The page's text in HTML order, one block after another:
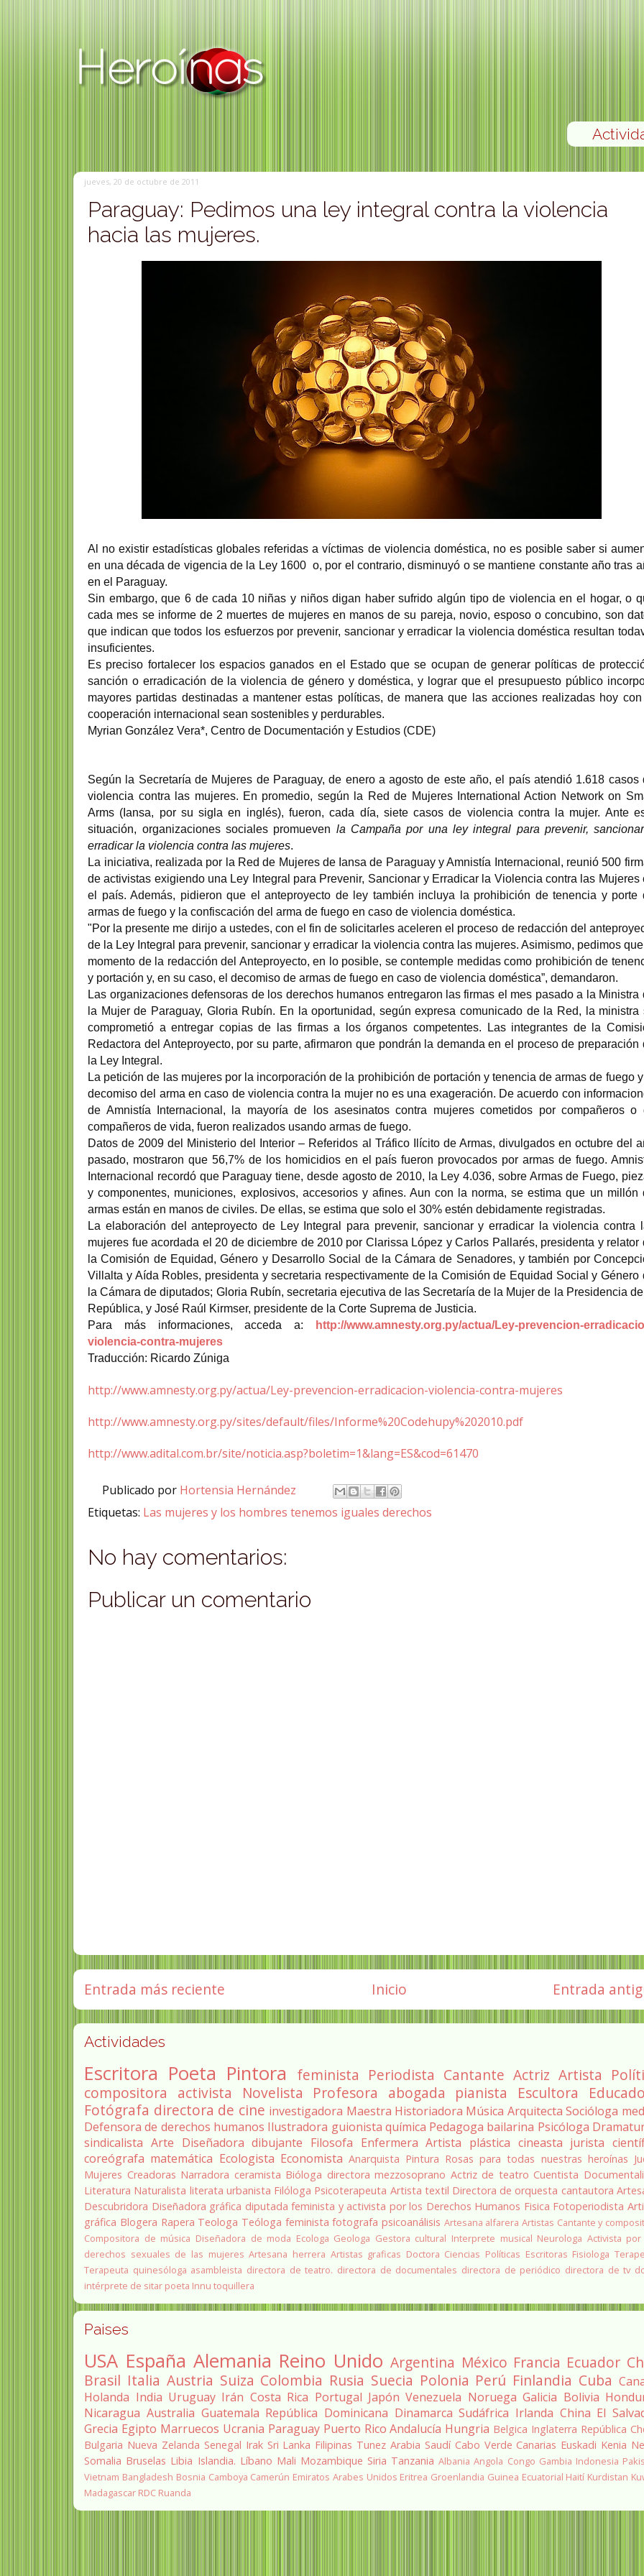
jueves, 20 de octubre de 2011
Paraguay: Pedimos una ley integral contra la violencia
hacia las mujeres.
Al no existir estadísticas globales referidas a víctimas de violencia doméstica, no es posible saber si
en una década de vigencia de la Ley 1600 o, por el contrario, disminuyó o se mantiene constante año tras
en el Paraguay.
Sin embargo, que 6 de cada 10 niñas y niños digan haber sufrido algún tipo de violencia en el
hogar, o
cada mes se informe de 2 muertes de mujeres en manos de su pareja, novio, esposo oconcubino, son
que indican que todos los esfuerzos por prevenir, sancionar y erradicar la violencia doméstica resultan
insuficientes.
Es preciso fortalecer los espacios ganados en el Estado que se ocupan de generar políticas de
sanción o erradicación de la violencia de género y doméstica, y lograr que el presupuesto público
mayores partidas destinadas a mantener estas políticas, de manera que las acciones realizadas hoy
cooperación internacional sean sostenibles y perdurables.
Myrian González Vera*, Centro de Documentación y Estudios (CDE)
Según la Secretaría de Mujeres de Paraguay, de enero a agosto de este año, el país atendió 1.618 casos
violencia contra las mujeres. En promedio, según la Red de Mujeres International Action Network on
Arms (Iansa, por su sigla en inglés), fueron, cada día, siete casos de violencia contra la mujer. Ante
situación, organizaciones sociales promueven la Campaña por una ley integral para prevenir,
erradicar la violencia contra las mujeres.
La iniciativa, realizada por la Red de Mujeres de Iansa de Paraguay y Amnistía Internacional, reunió 500
de activistas exigiendo una Ley Integral para Prevenir, Sancionar y Erradicar la Violencia contra las Mujeres
el país. Además, pidieron que el anteproyecto de ley también incluya la prohibición de tenencia y porte
armas de fuego y la confiscación del arma de fuego en caso de violencia doméstica.
"Por la presente me dirijo a ustedes, con el fin de solicitarles aceleren el proceso de redacción del
de la Ley Integral para prevenir, sancionar y erradicar la violencia contra las mujeres. Asimismo, pedimos que
momento de la redacción del Anteproyecto, en lo posible, se contemple medidas como prohibición de
y portación y, en su caso, el decomiso de armas de fuego en caso de violencia doméstica”, demandaron.
Las organizaciones defensoras de los derechos humanos entregaron las firmas el mes pasado a la Ministra
la Mujer de Paraguay, Gloria Rubín. En la oportunidad, según expresa comunicado de la Red, la ministra
comprometió a entregar copias de las firmas a los órganos competentes. Las integrantes de la
Redactora del Anteproyecto, por su parte, afirmaron que pondrán la demanda en el proceso de preparación
la Ley Integral.
La petición de las mujeres por la incorporación de la prohibición de portación y tenencia de armas de fuego y
decomiso del arma en caso de violencia contra la mujer no es una exageración. De acuerdo con
de Amnistía Internacional, la mayoría de los asesinatos contra mujeres cometidos por compañeros o
compañeros de vida, fueron realizados usando armas de fuego.
Datos de 2009 del Ministerio del Interior – Referidos al Tráfico Ilícito de Armas, divulgados en octubre del
pasado, mostraron que 56,7% de los homicidios en el país fueron provocados por armas de fuego.
Internacional recordó que Paraguay tiene, desde agosto de 2010, la Ley 4.036, sobre Armas de Fuego,
y componentes, municiones, explosivos, accesorios y afines. Aun con la norma, se estima que un millón
armas están en manos de civiles. De ellas, se estima que solo el 30% estén debidamente registradas.
La elaboración del anteproyecto de Ley Integral para prevenir, sancionar y erradicar la violencia contra
mujeres fue acordada el 20 de diciembre de 2010 por Clarissa López y Carlos Pallarés, presidenta y relator
la Comisión de Equidad, Género y Desarrollo Social de la Cámara de Senadores, y también por
Villalta y Aída Robles, presidenta y secretaria respectivamente de la Comisión de Equidad Social y Género
la Cámara de diputados; Gloria Rubín, secretaria ejecutiva de las Secretaría de la Mujer de la Presidencia
República, y José Raúl Kirmser, presidente de la Corte Suprema de Justicia.
Para más informaciones, acceda a:
http://www.amnesty.org.py/actua/Ley-prevencion-
violencia-contra-mujeres
Traducción: Ricardo Zúniga
http://www.amnesty.org.py/actua/Ley-prevencion-erradicacion-violencia-contra-mujeres
http://www.amnesty.org.py/sites/default/files/Informe%20Codehupy%202010.pdf
http://www.adital.com.br/site/noticia.asp?boletim=1&lang=ES&cod=61470
Publicado por Hortensia Hernández
Etiquetas: Las mujeres y los hombres tenemos iguales derechos
No hay comentarios:
Publicar un comentario
Entrada más reciente Entrada
Inicio
Actividades
Escritora Poeta Pintora feminista Periodista Cantante Actriz Artista
compositora
activista Novelista Profesora abogada pianista Escultora
Fotógrafa directora de cine investigadora Maestra Historiadora Música Arquitecta Socióloga
Defensora de derechos humanos Ilustradora guionista química Pedagoga bailarina Psicóloga
sindicalista Arte Diseñadora dibujante Filosofa Enfermera Artista plástica cineasta jurista
coreógrafa matemática Ecologista Economista Anarquista Pintura Rosas para todas nuestras heroínas
Mujeres Creadoras Narradora ceramista Bióloga directora mezzosoprano Actriz de teatro Cuentista
Literatura Naturalista literata urbanista Filóloga Psicoterapeuta Artista textil Directora de orquesta cantautora
Descubridora Diseñadora gráfica diputada feminista y activista por los Derechos Humanos Fisica Fotoperiodista
gráfica Blogera Rapera Teologa Teóloga feminista fotografa psicoanálisis Artesana alfarera Artistas Cantante y
Compositora de música Diseñadora de moda Ecologa Geologa Gestora cultural Interprete musical Neurologa Activista
derechos sexuales de las mujeres Artesana herrera Artistas graficas Doctora Ciencias Políticas Escritoras Fisiologa
Terapeuta quinesóloga asambleista directora de teatro. directora de documentales directora de periódico directora de tv
intérprete de sitar poeta Innu toquillera
Paises
USA España Alemania Reino Unido Argentina México Francia Ecuador
Brasil Italia Austria Suiza Colombia Rusia Suecia Polonia Perú Finlandia Cuba
Holanda India Uruguay Irán Costa Rica Portugal Japón Venezuela Noruega Galicia Bolivia
Nicaragua Australia Guatemala República Dominicana Dinamarca Sudáfrica Irlanda China El
Grecia Egipto Marruecos Ucrania Paraguay Puerto Rico Andalucía Hungria Belgica Inglaterra República
Bulgaria Nueva Zelanda Senegal Irak Sri Lanka Filipinas Tunez Arabia Saudí Cabo Verde Canarias Euskadi Kenia
Somalia Bruselas Libia Islandia. Líbano Mali Mozambique Siria Tanzania Albania Angola Congo Gambia Indonesia
Vietnam Bangladesh Bosnia Camboya Camerún Emiratos Arabes Unidos Eritrea Groenlandia Guinea Ecuatorial Haití Kurdistan
Madagascar RDC Ruanda
Martha Sánchez Néstor
líder indígena feminista
mexicana
Guerrero; 30 de...
30 de marzo de 2024)